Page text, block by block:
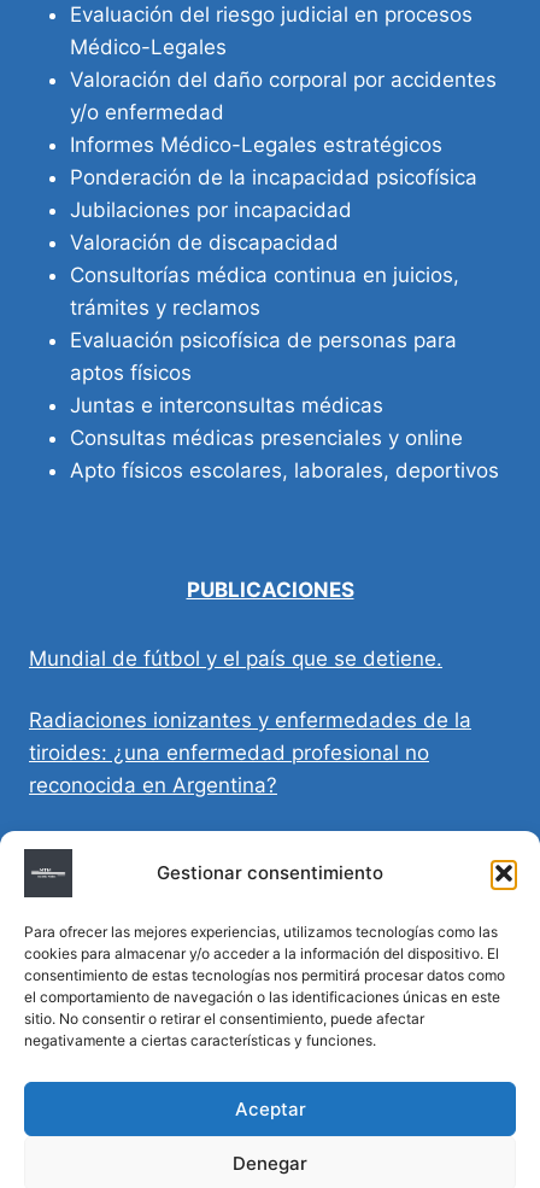
Gestionar consentimiento
Para ofrecer las mejores experiencias, utilizamos tecnologías como las
cookies para almacenar y/o acceder a la información del dispositivo. El
consentimiento de estas tecnologías nos permitirá procesar datos como
el comportamiento de navegación o las identificaciones únicas en este
sitio. No consentir o retirar el consentimiento, puede afectar
negativamente a ciertas características y funciones.
Aceptar
Denegar
Evaluación del riesgo judicial en procesos
Médico-Legales
Valoración del daño corporal por accidentes
y/o enfermedad
Informes Médico-Legales estratégicos
Ponderación de la incapacidad psicofísica
Jubilaciones por incapacidad
Valoración de discapacidad
Consultorías médica continua en juicios,
trámites y reclamos
Evaluación psicofísica de personas para
aptos físicos
Juntas e interconsultas médicas
Consultas médicas presenciales y online
Apto físicos escolares, laborales, deportivos
PUBLICACIONES
Mundial de fútbol y el país que se detiene.
Radiaciones ionizantes y enfermedades de la
tiroides: ¿una enfermedad profesional no
reconocida en Argentina?
Directivas Médicas Anticipadas en Córdoba:
requisitos, registro y validez legal
Sumar vida a los años: decálogo para un
envejecimiento saludable
Determinación de la hora de muerte en